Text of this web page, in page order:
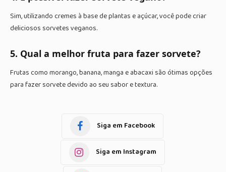
Sim, utilizando cremes à base de plantas e açúcar, você pode criar
deliciosos sorvetes veganos.
5. Qual a melhor fruta para fazer sorvete?
Frutas como morango, banana, manga e abacaxi são ótimas opções
para fazer sorvete devido ao seu sabor e textura.
Siga em Facebook
Siga em Instagram